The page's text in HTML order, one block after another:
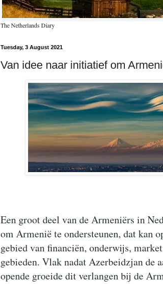
The Netherlands Diary
Tuesday, 3 August 2021
Van idee naar initiatief om
Een groot deel van de Armeniërs in
om Armenië te ondersteunen, dat kan
gebied van financiën, onderwijs,
gebieden. Vlak nadat Azerbeidzjan de
opende groeide dit verlangen bij de